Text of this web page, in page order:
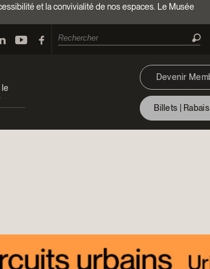
et la convivialité de nos espaces. Le Musée
le
Devenir
Billets |